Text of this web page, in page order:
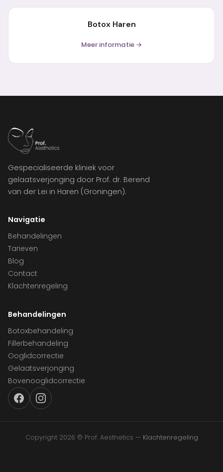
Botox Haren
Meer informatie →
Gespecialiseerde kliniek voor
gelaatsverjonging door Prof. dr. Berend
van der Lei in Haren (Groningen).
Navigatie
Behandelingen
Tarieven
Blog
Contact
Klachtenregeling
Behandelingen
Botoxbehandeling
Fillerbehandeling
Ooglidcorrectie
Gelaatsverjonging
Bovenooglidcorrectie
Copyright 2026 © Prof. Aesthetics — Klachtenregeling